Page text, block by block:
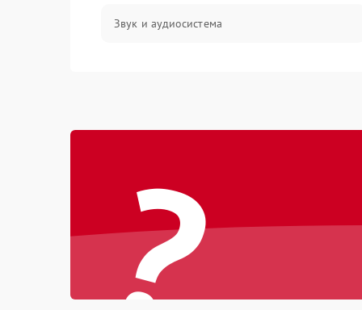
Звук и аудиосистема
Программное обеспечение
Корпус и механика
Пульт и управление
?